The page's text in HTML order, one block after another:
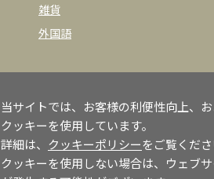
雑貨
外国語
当サイトでは、お客様の利便性向上、
クッキーを使用しています。
詳細は、 クッキーポリシーをご覧くださ
クッキーを使用しない場合は、ウェブ